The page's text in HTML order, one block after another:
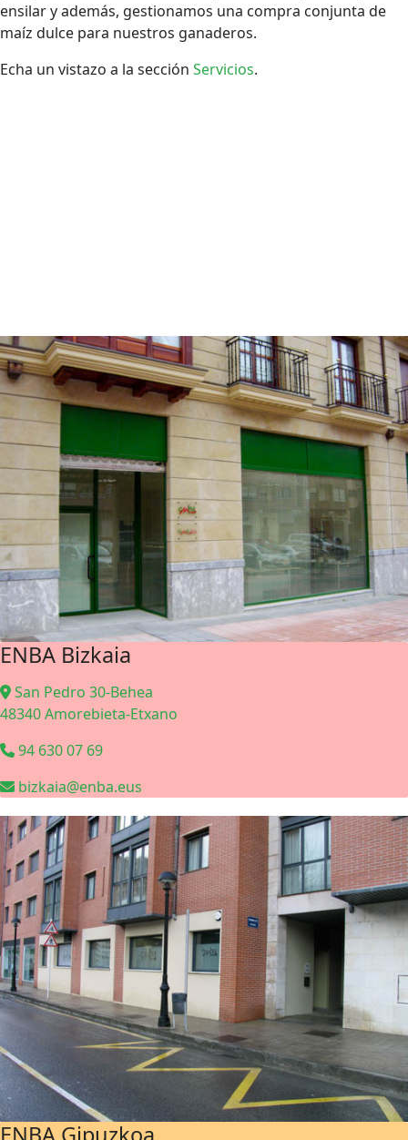
ensilar y además, gestionamos una compra conjunta de
maíz dulce para nuestros ganaderos.
Echa un vistazo a la sección Servicios.
ENBA Bizkaia
San Pedro 30-Behea
48340 Amorebieta-Etxano
94 630 07 69
bizkaia@enba.eus